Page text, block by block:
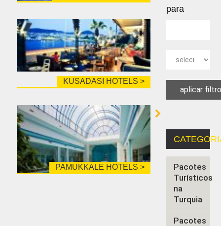
KUSADASI HOTELS >
PAMUKKALE HOTELS >
para
Pacotes
Turísticos
na
Turquia
Pacotes